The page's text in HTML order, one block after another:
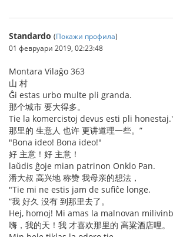
Standardo (Покажи профила)
01 февруари 2019, 02:23:48
Montara Vilaĝo 363
山 村
Ĝi estas urbo multe pli granda.
那个城市 要大得多。
Tie la komercistoj devus esti pli
那里的 生意人 也许 更讲道理一些。”
"Bona ideo! Bona ideo!"
好 主意！好 主意！
laŭdis ĝoje mian patrinon Onklo Pan.
潘大叔 高兴地 称赞 我母亲的想法，
"Tie mi ne estis jam de sufiĉe longe.
“我 好久 没有 到那里去了。
Hej, homoj! Mi amas la malnovan
嗨，我的天！我 才喜欢那里的 高粱酒店哩。